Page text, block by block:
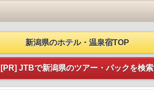
新潟県のホテル・温泉宿TOP
[PR] JTBで新潟県のツアー・パックを検索